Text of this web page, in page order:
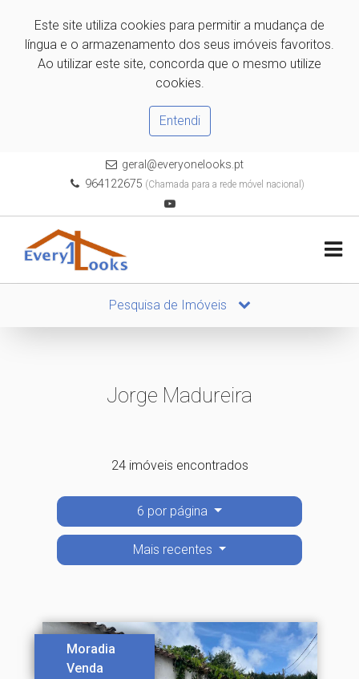
Este site utiliza cookies para permitir a mudança de
língua e o armazenamento dos seus imóveis favoritos.
Ao utilizar este site, concorda que o mesmo utilize
cookies.
Entendi
geral@everyonelooks.pt
964122675 (Chamada para a rede móvel nacional)
Pesquisa de Imóveis
Jorge Madureira
24 imóveis encontrados
6 por página
Mais recentes
Moradia
Venda